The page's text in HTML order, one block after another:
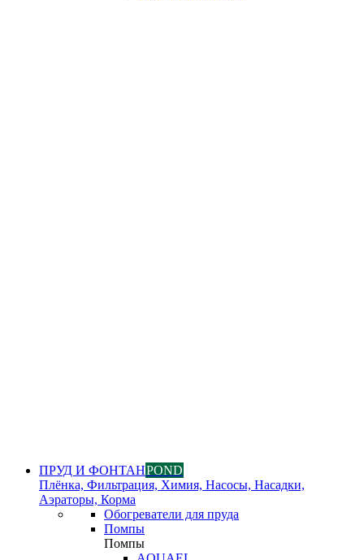
ПРУД И ФОНТАНPOND
Плёнка, Фильтрация, Химия, Насосы, Насадки,
Аэраторы, Корма
Обогреватели для пруда
Помпы
Помпы